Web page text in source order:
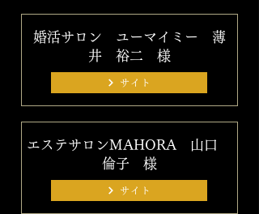
婚活サロン ユーマイミー 薄
井 裕二 様
サイト
エステサロンMAHORA 山口
倫子 様
サイト